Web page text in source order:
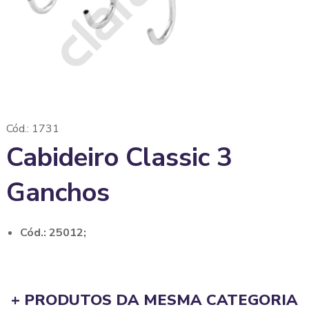
Cód.: 1731
Cabideiro Classic 3
Ganchos
Cód.: 25012;
+ PRODUTOS DA MESMA CATEGORIA